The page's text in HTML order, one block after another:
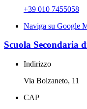
+39 010 7455058
Naviga su Google
Scuola Secondaria
Indirizzo
Via Bolzaneto, 11
CAP